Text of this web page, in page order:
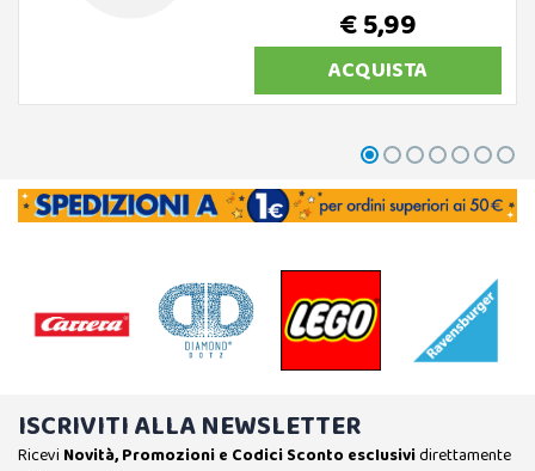
€ 5,99
ACQUISTA
ISCRIVITI ALLA NEWSLETTER
Ricevi Novità, Promozioni e Codici Sconto esclusividirettamente